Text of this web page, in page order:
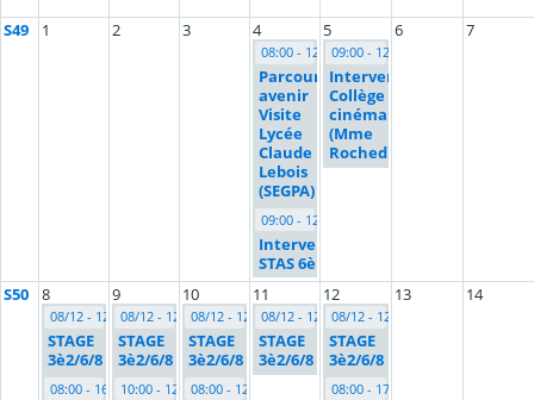
S49 1 2 3 4
08:00 - 12:00
Parcours
avenir
Visite
Lycée
Claude
Lebois
(SEGPA)
09:00 - 12:00
Intervention
STAS 6è
5
09:00 - 12:00
Intervention
Collège au
cinéma 6è
(Mme
Rochedix)
6 7
S50 8
08/12 - 12/12
STAGE
3è2/6/8
08:00 - 16:00
9
08/12 - 12/12
STAGE
3è2/6/8
10:00 - 12:00
10
08/12 - 12/12
STAGE
3è2/6/8
08:00 - 12:00
11
08/12 - 12/12
STAGE
3è2/6/8
12
08/12 - 12/12
STAGE
3è2/6/8
08:00 - 17:00
13 14